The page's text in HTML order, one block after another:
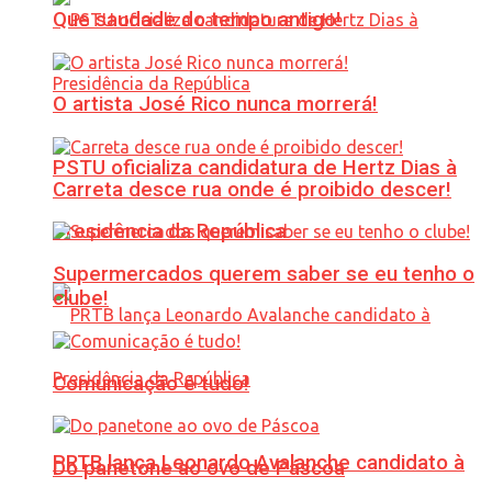
PSTU oficializa candidatura de Hertz Dias à
Presidência da República
PRTB lança Leonardo Avalanche candidato à
Que saudade do tempo antigo!
O artista José Rico nunca morrerá!
Carreta desce rua onde é proibido descer!
Supermercados querem saber se eu tenho o
clube!
Comunicação é tudo!
Do panetone ao ovo de Páscoa